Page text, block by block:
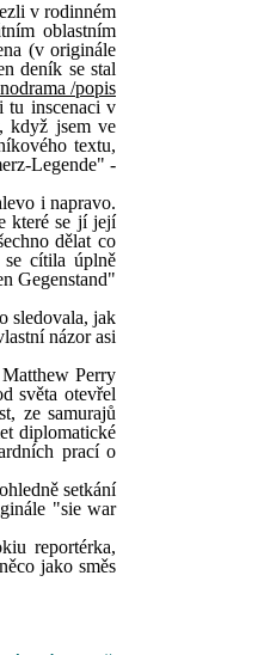
v rodinném
oblastním
(v originále
deník se stal
/popis
tu inscenaci v
když jsem ve
textu,
Legende" -
i napravo.
které se jí její
dělat co
se cítila úplně
Gegenstand"
sledovala, jak
názor asi
Perry
světa otevřel
ze samurajů
diplomatické
prací o
setkání
"sie war
reportérka,
jako směs